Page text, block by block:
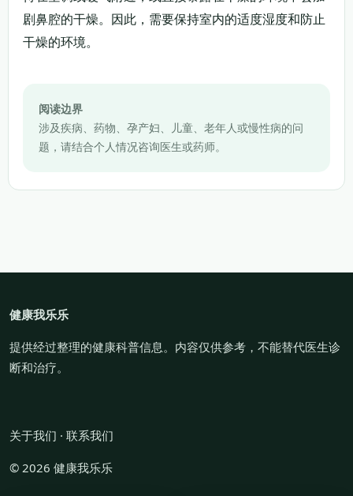
剧鼻腔的干燥。因此，需要保持室内的适度湿度和防止
干燥的环境。
阅读边界
涉及疾病、药物、孕产妇、儿童、老年人或慢性病的问
题，请结合个人情况咨询医生或药师。
健康我乐乐
提供经过整理的健康科普信息。内容仅供参考，不能替代医生诊
断和治疗。
关于我们 · 联系我们
© 2026 健康我乐乐